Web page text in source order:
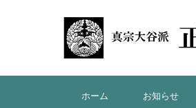
コンテンツに移動
ホーム
お知らせ